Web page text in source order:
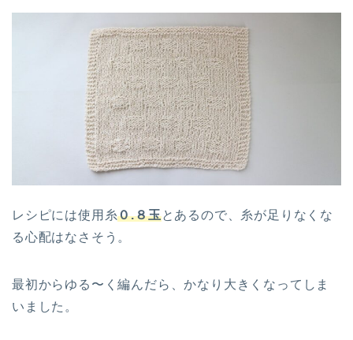
レシピには使用糸０.８玉とあるので、糸が足りなくな
る心配はなさそう。
最初からゆる〜く編んだら、かなり大きくなってしま
いました。